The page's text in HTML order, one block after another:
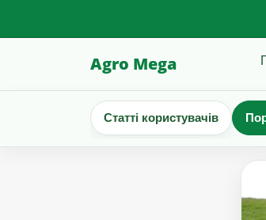
Agro Mega
Статті користувачів